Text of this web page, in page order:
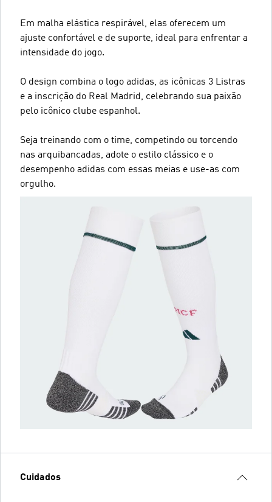
Em malha elástica respirável, elas oferecem um
ajuste confortável e de suporte, ideal para enfrentar a
intensidade do jogo.
O design combina o logo adidas, as icônicas 3 Listras
e a inscrição do Real Madrid, celebrando sua paixão
pelo icônico clube espanhol.
Seja treinando com o time, competindo ou torcendo
nas arquibancadas, adote o estilo clássico e o
desempenho adidas com essas meias e use-as com
orgulho.
Cuidados